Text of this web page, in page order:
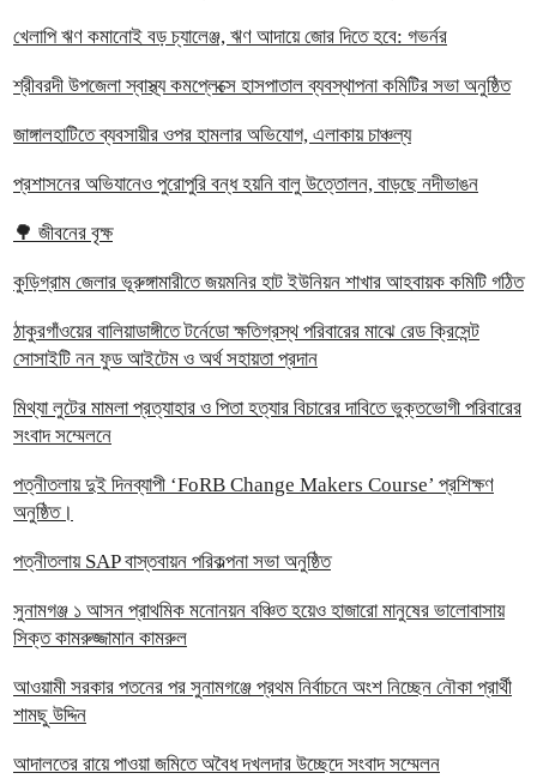
খেলাপি ঋণ কমানোই বড় চ্যালেঞ্জ, ঋণ আদায়ে জোর দিতে হবে: গভর্নর
শ্রীবরদী উপজেলা স্বাস্থ্য কমপ্লেক্সে হাসপাতাল ব্যবস্থাপনা কমিটির সভা অনুষ্ঠিত
জাঙ্গালহাটিতে ব্যবসায়ীর ওপর হামলার অভিযোগ, এলাকায় চাঞ্চল্য
প্রশাসনের অভিযানেও পুরোপুরি বন্ধ হয়নি বালু উত্তোলন, বাড়ছে নদীভাঙন
🌳 জীবনের বৃক্ষ
কুড়িগ্রাম জেলার ভূরুঙ্গামারীতে জয়মনির হাট ইউনিয়ন শাখার আহবায়ক কমিটি গঠিত
ঠাকুরগাঁওয়ের বালিয়াডাঙ্গীতে টর্নেডো ক্ষতিগ্রস্থ পরিবারের মাঝে রেড ক্রিসেন্ট
সোসাইটি নন ফুড আইটেম ও অর্থ সহায়তা প্রদান
‎মিথ্যা লুটের মামলা প্রত্যাহার ও পিতা হত্যার বিচারের দাবিতে ভুক্তভোগী পরিবারের
সংবাদ সম্মেলনে
পত্নীতলায় দুই দিনব্যাপী ‘FoRB Change Makers Course’ প্রশিক্ষণ
অনুষ্ঠিত।
পত্নীতলায় SAP বাস্তবায়ন পরিকল্পনা সভা অনুষ্ঠিত
সুনামগঞ্জ ১ আসন প্রাথমিক মনোনয়ন বঞ্চিত হয়েও হাজারো মানুষের ভালোবাসায়
সিক্ত কামরুজ্জামান কামরুল
‎আওয়ামী সরকার পতনের পর সুনামগঞ্জে প্রথম নির্বাচনে অংশ নিচ্ছেন নৌকা প্রার্থী
শামছু উদ্দিন
আদালতের রায়ে পাওয়া জমিতে অবৈধ দখলদার উচ্ছেদে সংবাদ সম্মেলন